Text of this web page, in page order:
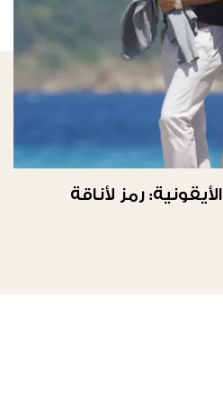
أسرار طبعات Pucci الأيقونية: رمز لأناقة